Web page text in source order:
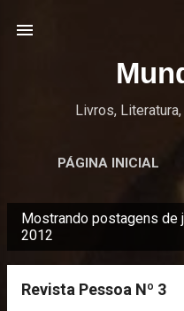
Livros,
PÁGINA INICIAL
Mostrando postagens de
2012
Revista Pessoa Nº 3